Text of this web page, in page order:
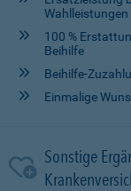
Wahlleistungen
100 %
Beihilfe
Beihilfe-
Einmalige
Sonstige